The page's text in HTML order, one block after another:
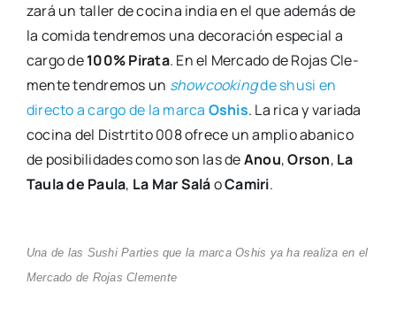
za­rá un taller de coci­na india en el que ade­más de
la comi­da ten­dre­mos una deco­ra­ción espe­cial a
car­go de100% Pira­ta. En el Mer­ca­do de Rojas Cle­
men­te ten­dre­mos un show­coo­kingde shu­si en
direc­to a car­go de la mar­ca Oshis. La rica y varia­da
coci­na del Distrti­to 008 ofre­ce un amplio aba­ni­co
de posi­bi­li­da­des como son las deAnou,Orson, La
Tau­la de Pau­la, La Mar SaláoCami­ri.
Una de las Sushi Par­ties que la mar­ca Oshis ya ha rea­li­za en el
Mer­ca­do de Rojas Cle­men­te